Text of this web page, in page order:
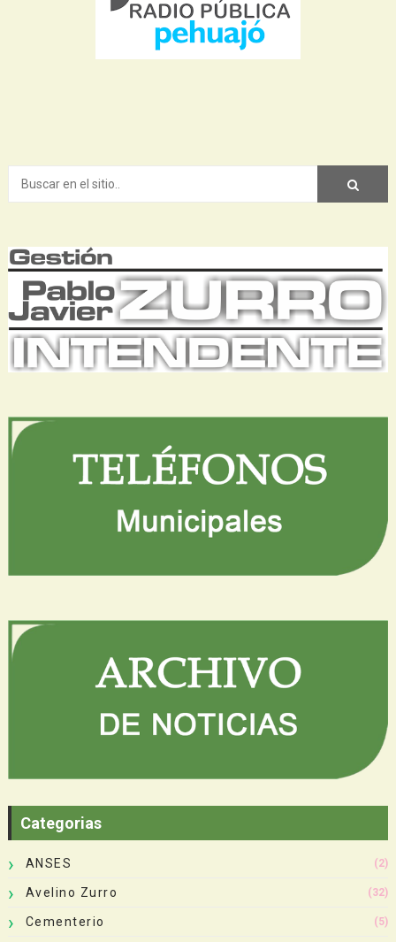
Categorias
ANSES (2)
Avelino Zurro (32)
Cementerio (5)